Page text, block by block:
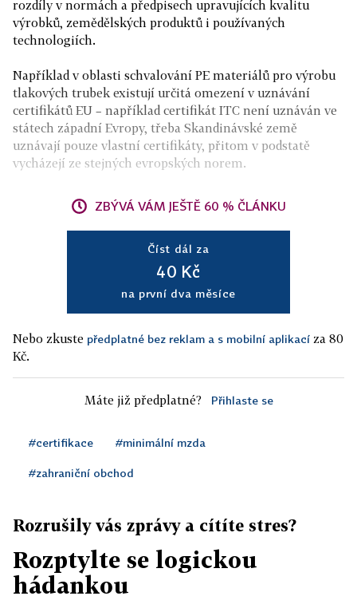
rozdíly v normách a předpisech upravujících kvalitu
výrobků, zemědělských produktů i používaných
technologiích.
Například v oblasti schvalování PE materiálů pro výrobu
tlakových trubek existují určitá omezení v uznávání
certifikátů EU – například certifikát ITC není uznáván ve
státech západní Evropy, třeba Skandinávské země
uznávají pouze vlastní certifikáty, přitom v podstatě
vycházejí ze stejných evropských norem.
ZBÝVÁ VÁM JEŠTĚ 60 % ČLÁNKU
Číst dál za
40 Kč
na první dva měsíce
Nebo zkuste předplatné bez reklam a s mobilní aplikací za 80
Kč.
Máte již předplatné? Přihlaste se
#certifikace #minimální mzda
#zahraniční obchod
Rozrušily vás zprávy a cítíte stres?
Rozptylte se logickou
hádankou